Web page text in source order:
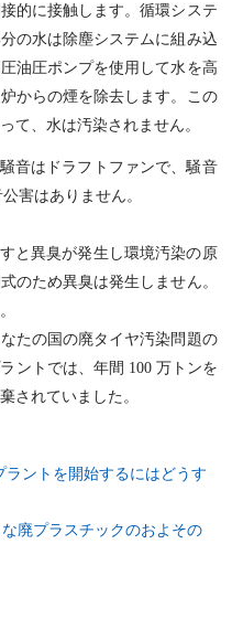
的に接触します。循環システ
の水は除塵システムに組み込
油圧ポンプを使用して水を高
からの煙を除去します。この
て、水は汚染されません。
音はドラフトファンで、騒音
害はありません。
と異臭が発生し環境汚染の原
のため異臭は発生しません。
たの国の廃タイヤ汚染問題の
ントでは、年間 100 万トンを
されていました。
ントを開始するにはどうす
廃プラスチックのおよその